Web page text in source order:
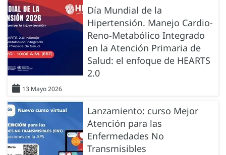
Día Mundial de la
Hipertensión. Manejo Cardio-
Reno-Metabólico Integrado
en la Atención Primaria de
Salud: el enfoque de HEARTS
2.0
13 Mayo 2026
Lanzamiento: curso Mejor
Atención para las
Enfermedades No
Transmisibles